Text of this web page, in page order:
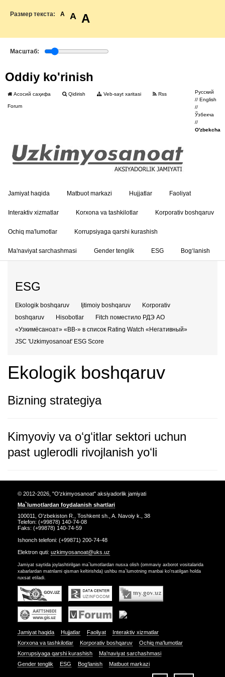
Размер текста: A A A
Масштаб:
Oddiy ko'rinish
Асосий саҳифа Qidirish Veb-sayt xaritasi Rss
Forum
Русский
//English
//
Ўзбекча
//
O'zbekcha
Jamiyat haqida Matbuot markazi Hujjatlar Faoliyat
Interaktiv xizmatlar Korxona va tashkilotlar Korporativ boshqaruv
Ochiq ma'lumotlar Korrupsiyaga qarshi kurashish
Ma'naviyat sarchashmasi Gender tenglik ESG Bog‘lanish
ESG
Ekologik boshqaruv Ijtimoiy boshqaruv
Korporativ
boshqaruv
Hisobotlar
Fitch поместило РДЭ АО
«Узкимёсаноат» «BB-» в список Rating Watch «Негативный»
JSC 'Uzkimyosanoat' ESG Score
Ekologik boshqaruv
Bizning strategiya
Kimyoviy va oʻgʻitlar sektori uchun
past uglerodli rivojlanish yoʻli
© 2012-2026, "O'zkimyosanoat" aksiyadorlik jamiyati
Ma`lumotlardan foydalanish shartlari
100011, O'zbekiston R., Toshkent sh., A. Navoiy k., 38
Telefon: (+99878) 140-74-08
Faks: (+99878) 140-74-59
Ishonch telefoni: (+99871) 200-74-48
Elektron quti: uzkimyosanoat@uks.uz
Jamiyat saytida joylashtirilgan ma`lumotlardan nusxa olish (ommaviy axborot vositalarida
xabarlardan matnlarni qisman keltirishda) ushbu ma`lumotning manbai ko'rsatilgan holda
ruxsat etiladi.
Jamiyat haqida Hujjatlar Faoliyat
Interaktiv xizmatlar
Korxona va tashkilotlar
Korporativ boshqaruv
Ochiq ma'lumotlar
Korrupsiyaga qarshi kurashish
Ma'naviyat sarchashmasi
Gender tenglik
ESG Bog‘lanish Matbuot markazi